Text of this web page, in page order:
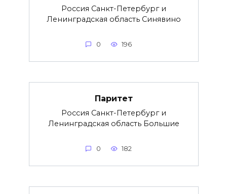
Россия Санкт-Петербург и
Ленинградская область Синявино
0 196
Паритет
Россия Санкт-Петербург и
Ленинградская область Большие
0 182